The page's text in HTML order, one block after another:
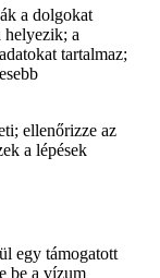
a dolgokat
helyezik; a
tartalmaz;
ellenőrizze az
a lépések
egy támogatott
be a vízum